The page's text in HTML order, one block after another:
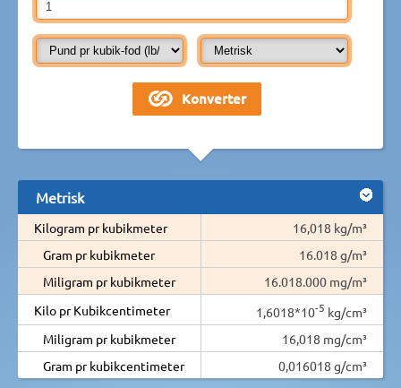
Metrisk
Kilogram pr kubikmeter
16,018 kg/m³
Gram pr kubikmeter
16.018 g/m³
Miligram pr kubikmeter
16.018.000 mg/m³
Kilo pr Kubikcentimeter
1,6018*10-5 kg/cm³
Miligram pr kubikmeter
16,018 mg/cm³
Gram pr kubikcentimeter
0,016018 g/cm³